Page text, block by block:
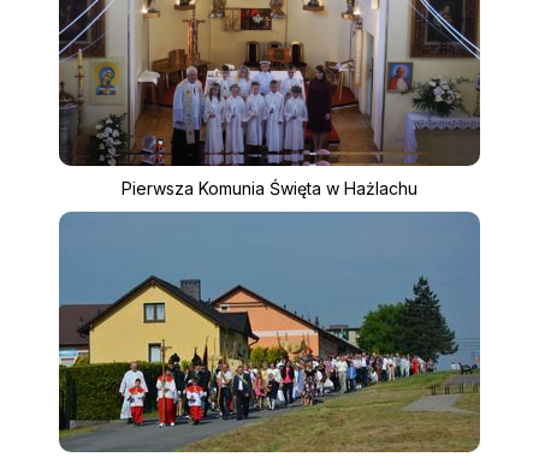
Pierwsza Komunia Święta w Hażlachu